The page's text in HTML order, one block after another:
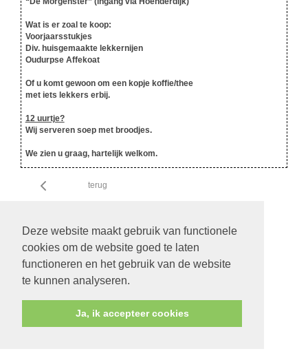
Deze website maakt gebruik van functionele
cookies om de website goed te laten
functioneren en het gebruik van de website
te kunnen analyseren.
Ja, ik accepteer cookies
Wat is er zoal te koop:
Voorjaarsstukjes
Div. huisgemaakte lekkernijen
Oudurpse Affekoat
Of u komt gewoon om een kopje koffie/thee
met iets lekkers erbij.
12 uurtje?
Wij serveren soep met broodjes.
We zien u graag, hartelijk welkom.
terug